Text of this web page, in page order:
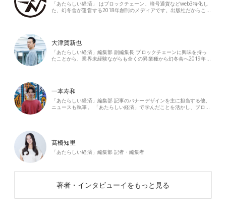
「あたらしい経済」 はブロックチェーン、暗号通貨などweb3特化し
た、幻冬舎が運営する2018年創刊のメディアです。出版社だからこ…
大津賀新也
「あたらしい経済」編集部 副編集長 ブロックチェーンに興味を持っ
たことから、業界未経験ながらも全くの異業種から幻冬舎へ2019年…
一本寿和
「あたらしい経済」編集部 記事のバナーデザインを主に担当する他、
ニュースも執筆。 「あたらしい経済」で学んだことを活かし、ブロ…
髙橋知里
「あたらしい経済」編集部 記者・編集者
著者・インタビューイをもっと見る